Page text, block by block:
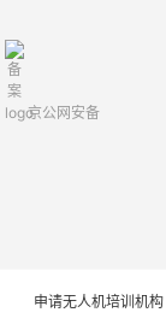
京公网安备
申请无人机培训机构